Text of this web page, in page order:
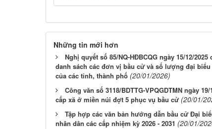
Những tin mới hơn
Nghị quyết số 85/NQ-HĐBCQG ngày 15/12/
danh sách các đơn vị bầu cử và số lượng đại
của các tỉnh, thành phố (20/01/2026)
Công văn số 3118/BDTTG-VPQGDTMN ngày
cấp xã ở miền núi đợt 5 phục vụ bầu cử (20/01/
Tập hợp các văn bản hướng dẫn bầu cử Đại
nhân dân các cấp nhiệm kỳ 2026 - 2031 (20/01/